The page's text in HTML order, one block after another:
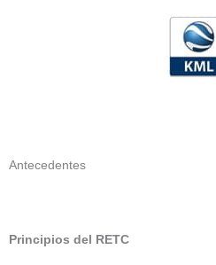
Antecedentes
Principios del RETC